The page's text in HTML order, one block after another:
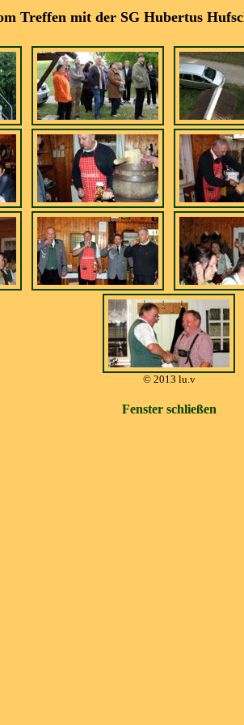
Treffen mit der SG Hubertus
© 2013 lu.v
Fenster schließen